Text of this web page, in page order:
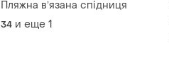
Пляжна вʼязана спідниця
34 и еще 1